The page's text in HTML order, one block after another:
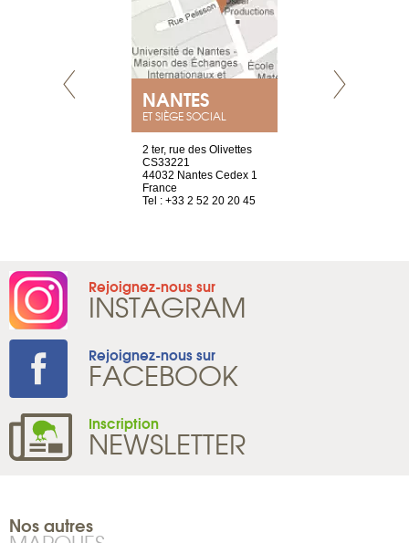
NANTES
ET SIÈGE SOCIAL
2 ter, rue des Olivettes
CS33221
44032 Nantes Cedex 1
France
Tel : +33 2 52 20 20 45
Rejoignez-nous sur
INSTAGRAM
Rejoignez-nous sur
FACEBOOK
Inscription
NEWSLETTER
Nos autres